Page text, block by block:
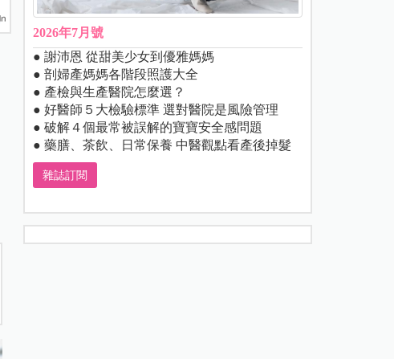
2026年7月號
● 謝沛恩 從甜美少女到優雅媽媽
● 剖婦產媽媽各階段照護大全
● 產檢與生產醫院怎麼選？
● 好醫師５大檢驗標準 選對醫院是風險管理
● 破解４個最常被誤解的寶寶安全感問題
● 藥膳、茶飲、日常保養 中醫觀點看產後掉髮
雜誌訂閱